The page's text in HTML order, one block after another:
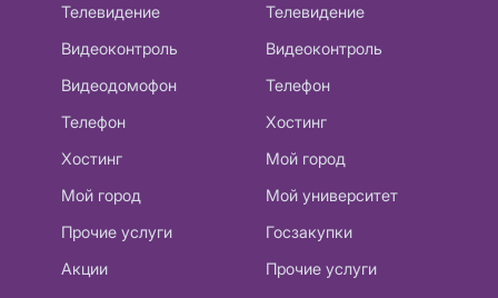
Телевидение
Видеоконтроль
Видеодомофон
Телефон
Хостинг
Мой город
Прочие услуги
Акции
Телевидение
Видеоконтроль
Телефон
Хостинг
Мой город
Мой университет
Госзакупки
Прочие услуги